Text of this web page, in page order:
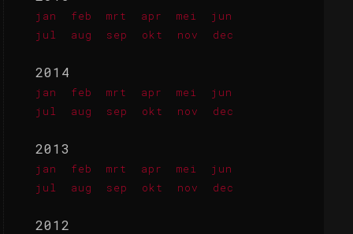
jan feb mrt apr mei
jun
jul
aug sep okt nov dec
2014
jan feb mrt apr mei
jun
jul
aug sep okt nov dec
2013
jan feb mrt apr mei
jun
jul
aug sep okt nov dec
2012